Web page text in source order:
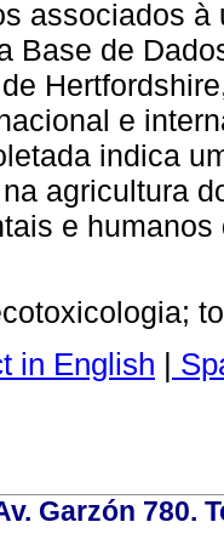
associados
Base de
e
indica
agricultura
e
in English |
Garzón 780.